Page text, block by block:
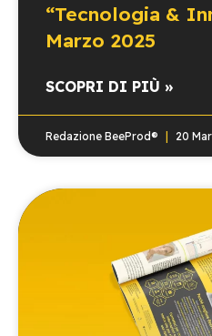
“Tecnologia &
Marzo 2025
SCOPRI DI PIÙ »
Redazione BeeProd® 20